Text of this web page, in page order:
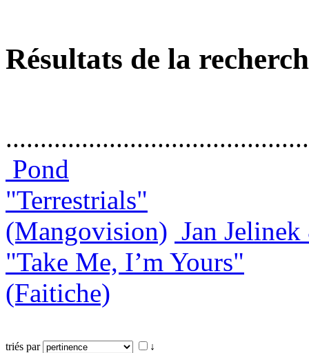
Résultats de la
Pond
"Terrestrials"
(Mangovision) Jan
"Take Me, I’m Yours"
(Faitiche)
triés par ↓